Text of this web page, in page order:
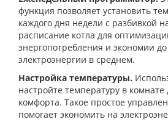
функция позволяет установить
каждого дня недели с разбивкой
расписание котла для
энергопотребления и экономии до
электроэнергии в среднем.
Настройка температуры.
настройте температуру в
комфорта. Такое простое
помогает экономить на